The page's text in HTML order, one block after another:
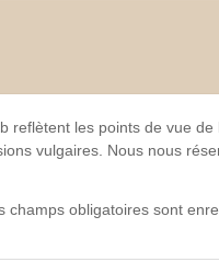
reflètent les points de vue
vulgaires. Nous nous
champs obligatoires sont